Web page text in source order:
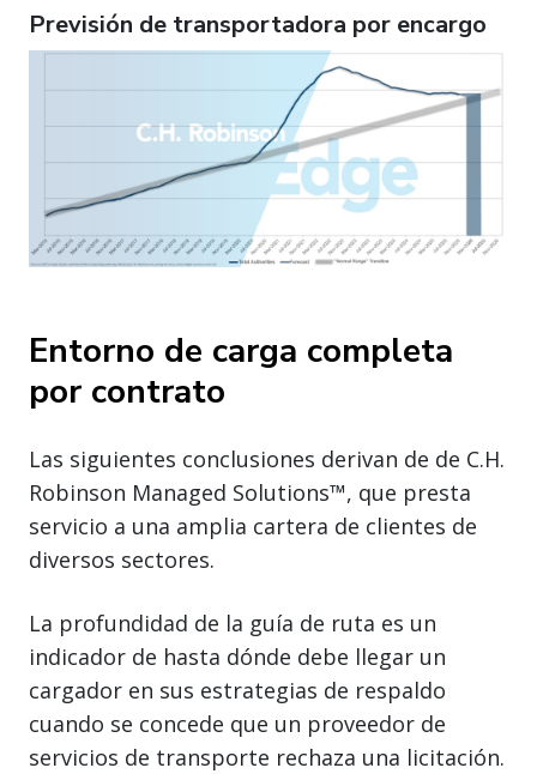
Previsión de transportadora por encargo
Entorno de carga completa
por contrato
Las siguientes conclusiones derivan de de C.H.
Robinson Managed Solutions™, que presta
servicio a una amplia cartera de clientes de
diversos sectores.
La profundidad de la guía de ruta es un
indicador de hasta dónde debe llegar un
cargador en sus estrategias de respaldo
cuando se concede que un proveedor de
servicios de transporte rechaza una licitación.